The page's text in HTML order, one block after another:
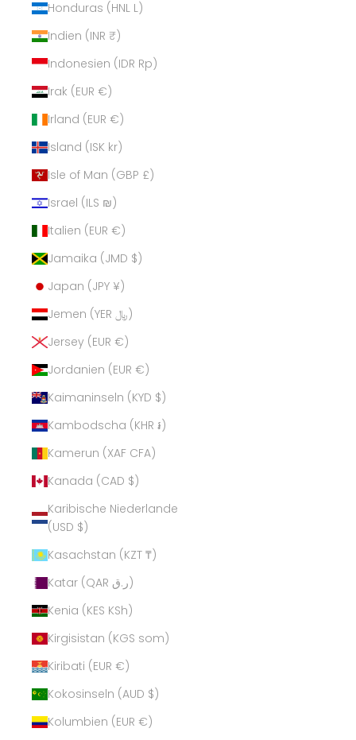
Honduras (HNL L)
Indien (INR ₹)
Indonesien (IDR Rp)
Irak (EUR €)
Irland (EUR €)
Island (ISK kr)
Isle of Man (GBP £)
Israel (ILS ₪)
Italien (EUR €)
Jamaika (JMD $)
Japan (JPY ¥)
Jemen (YER ﷼)
Jersey (EUR €)
Jordanien (EUR €)
Kaimaninseln (KYD $)
Kambodscha (KHR ៛)
Kamerun (XAF CFA)
Kanada (CAD $)
Karibische Niederlande
(USD $)
Kasachstan (KZT ₸)
Katar (QAR ر.ق)
Kenia (KES KSh)
Kirgisistan (KGS som)
Kiribati (EUR €)
Kokosinseln (AUD $)
Kolumbien (EUR €)